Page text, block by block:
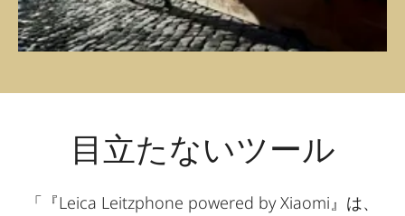
目立たないツール
「『Leica Leitzphone powered by Xiaomi』は、